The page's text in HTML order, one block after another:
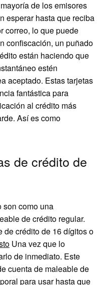
de los emisores
esperar hasta que reciba
correo, lo que puede
confiscación, un puñado
están haciendo que
estén
aceptado. Estas tarjetas
fantástica para
al crédito más
Así es como
de crédito de
son como una
de crédito regular.
de crédito de 16 dígitos o
Una vez que lo
de inmediato. Este
cuenta de maleable de
para usar hasta que